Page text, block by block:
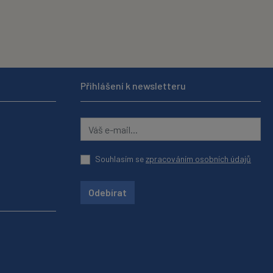
Přihlášení k newsletteru
Souhlasím sezpracováním osobních údajů
Odebírat